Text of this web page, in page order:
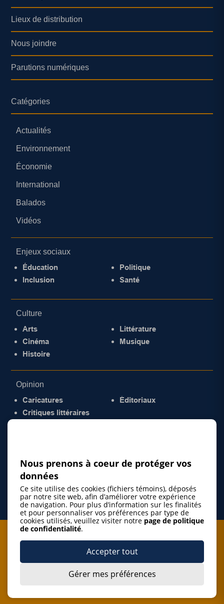
Lieux de distribution
Nous joindre
Parutions numériques
Catégories
Actualités
Environnement
Économie
International
Balados
Vidéos
Enjeux sociaux
Éducation
Inclusion
Politique
Santé
Culture
Arts
Cinéma
Histoire
Littérature
Musique
Opinion
Caricatures
Critiques littéraires
Éditoriaux
Je m'abonne à l'infolettre
J’accepte de m’abonner à l’infolettre de La Gazette de la
Nous prenons à coeur de protéger vos
données
Ce site utilise des cookies (fichiers témoins), déposés
par notre site web, afin d’améliorer votre expérience
de navigation. Pour plus d’information sur les finalités
et pour personnaliser vos préférences par type de
cookies utilisés, veuillez visiter notre page de politique
de confidentialité.
Accepter tout
Gérer mes préférences